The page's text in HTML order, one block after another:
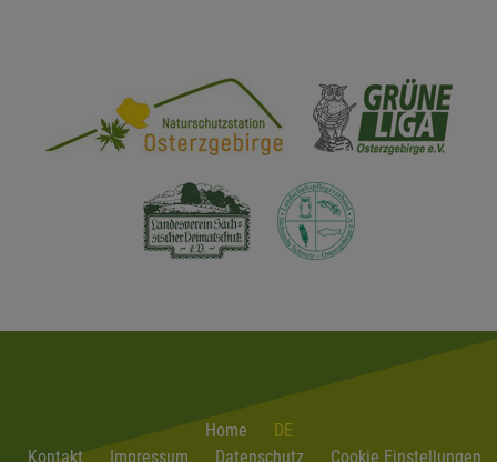
Home
DE
Kontakt
Impressum Datenschutz Cookie Einstellungen